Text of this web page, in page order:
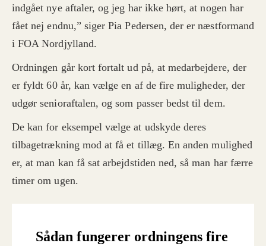
indgået nye aftaler, og jeg har ikke hørt, at nogen har
fået nej endnu,” siger Pia Pedersen, der er næstformand
i FOA Nordjylland.
Ordningen går kort fortalt ud på, at medarbejdere, der
er fyldt 60 år, kan vælge en af de fire muligheder, der
udgør senioraftalen, og som passer bedst til dem.
De kan for eksempel vælge at udskyde deres
tilbagetrækning mod at få et tillæg. En anden mulighed
er, at man kan få sat arbejdstiden ned, så man har færre
timer om ugen.
Sådan fungerer ordningens fire